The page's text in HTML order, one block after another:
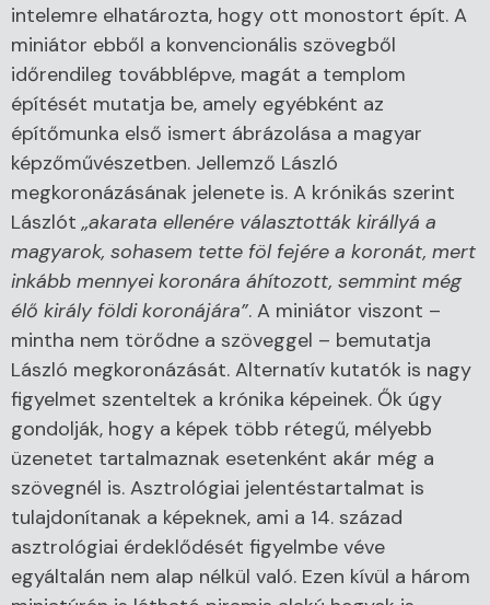
intelemre elhatározta, hogy ott monostort épít. A
miniátor ebből a konvencionális szövegből
időrendileg továbblépve, magát a templom
építését mutatja be, amely egyébként az
építőmunka első ismert ábrázolása a magyar
képzőművészetben. Jellemző László
megkoronázásának jelenete is. A krónikás szerint
Lászlót „akarata ellenére választották királlyá a
magyarok, sohasem tette föl fejére a koronát, mert
inkább mennyei koronára áhítozott, semmint még
élő király földi koronájára”. A miniátor viszont –
mintha nem törődne a szöveggel – bemutatja
László megkoronázását. Alternatív kutatók is nagy
figyelmet szenteltek a krónika képeinek. Ők úgy
gondolják, hogy a képek több rétegű, mélyebb
üzenetet tartalmaznak esetenként akár még a
szövegnél is. Asztrológiai jelentéstartalmat is
tulajdonítanak a képeknek, ami a 14. század
asztrológiai érdeklődését figyelmbe véve
egyáltalán nem alap nélkül való. Ezen kívül a három